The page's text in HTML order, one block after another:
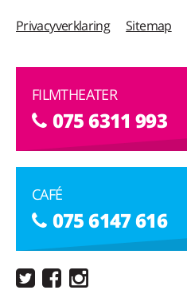
Privacyverklaring Sitemap
FILMTHEATER
075 6311 993
CAFÉ
075 6147 616